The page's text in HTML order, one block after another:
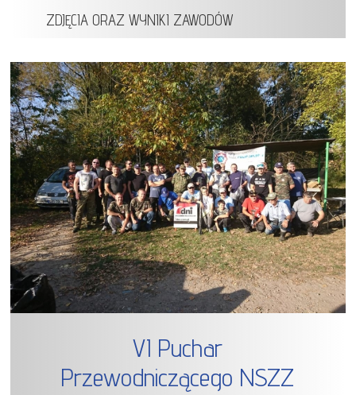
ZDJĘCIA ORAZ WYNIKI ZAWODÓW
VI Puchar
Przewodniczącego NSZZ